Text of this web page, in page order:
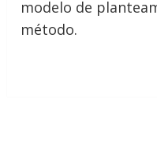
modelo de
método.